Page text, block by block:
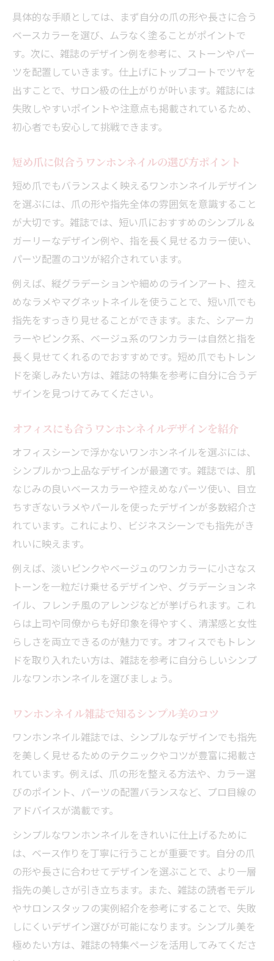
具体的な手順としては、まず自分の爪の形や長さに合う
ベースカラーを選び、ムラなく塗ることがポイントで
す。次に、雑誌のデザイン例を参考に、ストーンやパー
ツを配置していきます。仕上げにトップコートでツヤを
出すことで、サロン級の仕上がりが叶います。雑誌には
失敗しやすいポイントや注意点も掲載されているため、
初心者でも安心して挑戦できます。
短め爪に似合うワンホンネイルの選び方ポイント
短め爪でもバランスよく映えるワンホンネイルデザイン
を選ぶには、爪の形や指先全体の雰囲気を意識すること
が大切です。雑誌では、短い爪におすすめのシンプル＆
ガーリーなデザイン例や、指を長く見せるカラー使い、
パーツ配置のコツが紹介されています。
例えば、縦グラデーションや細めのラインアート、控え
めなラメやマグネットネイルを使うことで、短い爪でも
指先をすっきり見せることができます。また、シアーカ
ラーやピンク系、ベージュ系のワンカラーは自然と指を
長く見せてくれるのでおすすめです。短め爪でもトレン
ドを楽しみたい方は、雑誌の特集を参考に自分に合うデ
ザインを見つけてみてください。
オフィスにも合うワンホンネイルデザインを紹介
オフィスシーンで浮かないワンホンネイルを選ぶには、
シンプルかつ上品なデザインが最適です。雑誌では、肌
なじみの良いベースカラーや控えめなパーツ使い、目立
ちすぎないラメやパールを使ったデザインが多数紹介さ
れています。これにより、ビジネスシーンでも指先がき
れいに映えます。
例えば、淡いピンクやベージュのワンカラーに小さなス
トーンを一粒だけ乗せるデザインや、グラデーションネ
イル、フレンチ風のアレンジなどが挙げられます。これ
らは上司や同僚からも好印象を得やすく、清潔感と女性
らしさを両立できるのが魅力です。オフィスでもトレン
ドを取り入れたい方は、雑誌を参考に自分らしいシンプ
ルなワンホンネイルを選びましょう。
ワンホンネイル雑誌で知るシンプル美のコツ
ワンホンネイル雑誌では、シンプルなデザインでも指先
を美しく見せるためのテクニックやコツが豊富に掲載さ
れています。例えば、爪の形を整える方法や、カラー選
びのポイント、パーツの配置バランスなど、プロ目線の
アドバイスが満載です。
シンプルなワンホンネイルをきれいに仕上げるために
は、ベース作りを丁寧に行うことが重要です。自分の爪
の形や長さに合わせてデザインを選ぶことで、より一層
指先の美しさが引き立ちます。また、雑誌の読者モデル
やサロンスタッフの実例紹介を参考にすることで、失敗
しにくいデザイン選びが可能になります。シンプル美を
極めたい方は、雑誌の特集ページを活用してみてくださ